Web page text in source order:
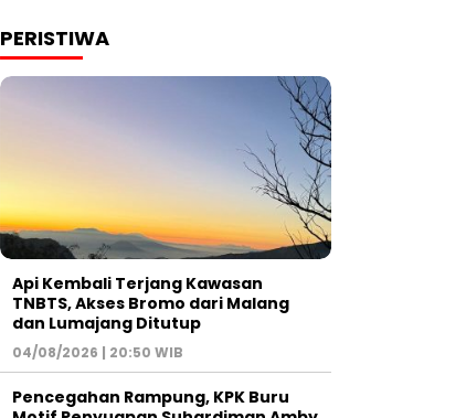
PERISTIWA
Api Kembali Terjang Kawasan
TNBTS, Akses Bromo dari Malang
dan Lumajang Ditutup
04/08/2026 | 20:50 WIB
Pencegahan Rampung, KPK Buru